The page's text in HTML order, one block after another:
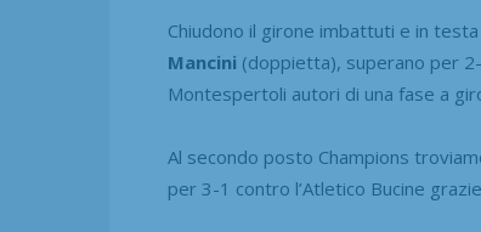
Chiudono il girone imbattuti e in testa
Mancini (doppietta), superano per
Montespertoli autori di una fase a
Al secondo posto Champions
per 3-1 contro l’Atletico Bucine